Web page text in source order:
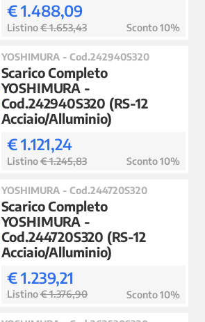
€ 1.488,09
Listino€ 1.653,43 Sconto 10%
YOSHIMURA - Cod.242940S320
Scarico Completo
YOSHIMURA -
Cod.242940S320 (RS-12
Acciaio/Alluminio)
€ 1.121,24
Listino€ 1.245,83 Sconto 10%
YOSHIMURA - Cod.244720S320
Scarico Completo
YOSHIMURA -
Cod.244720S320 (RS-12
Acciaio/Alluminio)
€ 1.239,21
Listino€ 1.376,90 Sconto 10%